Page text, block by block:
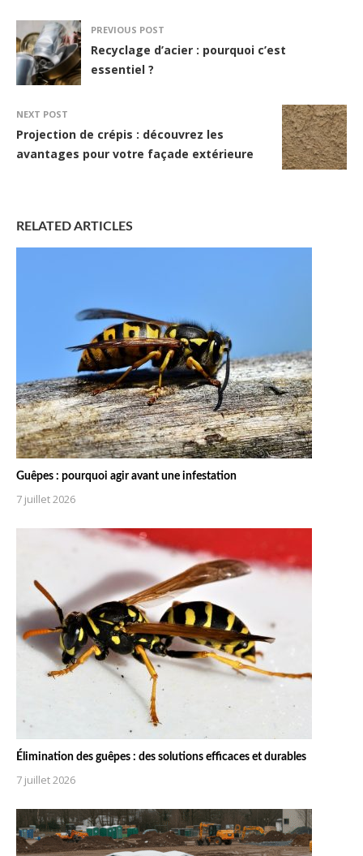
PREVIOUS POST
Recyclage d’acier : pourquoi c’est
essentiel ?
NEXT POST
Projection de crépis : découvrez les
avantages pour votre façade extérieure
RELATED ARTICLES
Guêpes : pourquoi agir avant une infestation
7 juillet 2026
Élimination des guêpes : des solutions efficaces et durables
7 juillet 2026